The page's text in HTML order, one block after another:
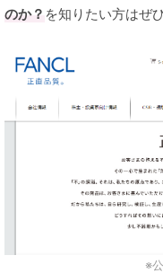
のか？ を知りたい方はぜ
※